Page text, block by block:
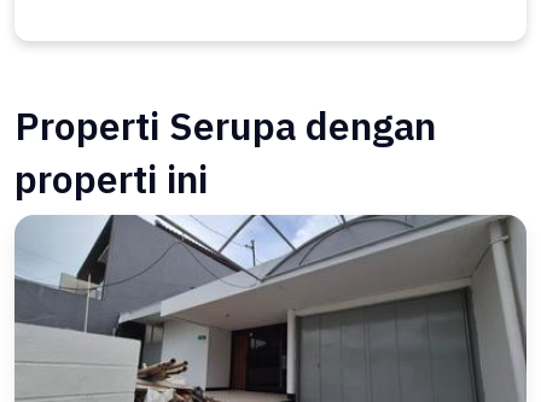
Properti Serupa dengan
properti ini